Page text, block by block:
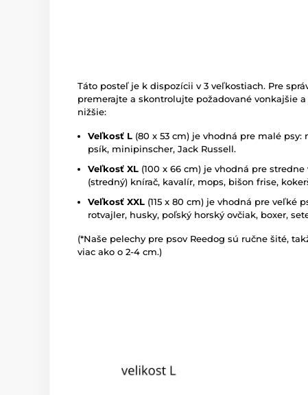
Táto posteľ je k dispozícii v 3 veľkostiach. Pre
premerajte a skontrolujte požadované vonkajšie
nižšie:
Veľkosť L (80 x 53 cm) je vhodná pre malé
psík, minipinscher, Jack Russell.
Veľkosť XL (100 x 66 cm) je vhodná pre
(stredný) knírač, kavalír, mops, bišon frise,
Veľkosť XXL (115 x 80 cm) je vhodná pre veľké
rotvajler, husky, poľský horský ovčiak, boxer,
(*Naše pelechy pre psov Reedog sú ručne šité,
viac ako o 2-4 cm.)